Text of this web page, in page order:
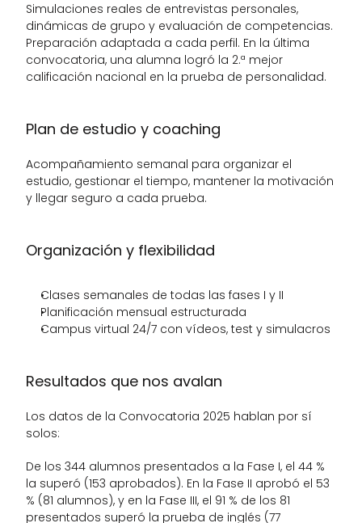
Simulaciones reales de entrevistas personales,
dinámicas de grupo y evaluación de competencias.
Preparación adaptada a cada perfil. En la última
convocatoria, una alumna logró la 2.ª mejor
calificación nacional en la prueba de personalidad.
Plan de estudio y coaching
Acompañamiento semanal para organizar el
estudio, gestionar el tiempo, mantener la motivación
y llegar seguro a cada prueba.
Organización y flexibilidad
Clases semanales de todas las fases I y II
Planificación mensual estructurada
Campus virtual 24/7 con vídeos, test y simulacros
Resultados que nos avalan
Los datos de la Convocatoria 2025 hablan por sí
solos:
De los 344 alumnos presentados a la Fase I, el 44 %
la superó (153 aprobados). En la Fase II aprobó el 53
% (81 alumnos), y en la Fase III, el 91 % de los 81
presentados superó la prueba de inglés (77